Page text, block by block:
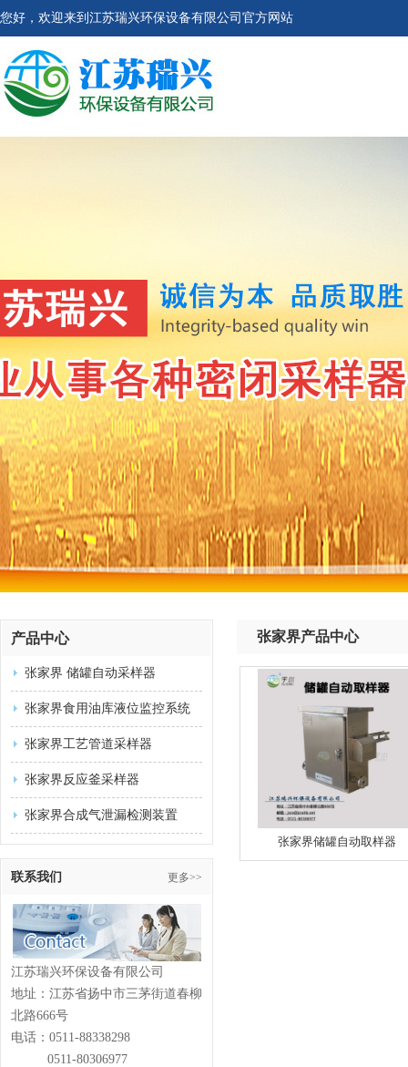
您好，欢迎来到江苏瑞兴环保设备有限公司官方网站
产品中心
张家界 储罐自动采样器
张家界食用油库液位监控系统
张家界工艺管道采样器
张家界反应釜采样器
张家界合成气泄漏检测装置
联系我们 更多>>
江苏瑞兴环保设备有限公司
地址：江苏省扬中市三茅街道春柳
北路666号
电话：0511-88338298
0511-80306977
张家界产品中心
张家界储罐自动取样器